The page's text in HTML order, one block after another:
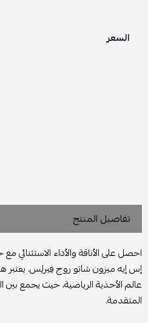
السعر
تفاصيل المنتج
إس إيه ميزون شاتو روج فِيرلِس. يعتبر
عالم الأحذية الرياضية، حيث يجمع بين
المتقدمة.